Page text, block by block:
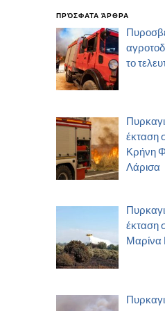
ΠΡΌΣΦΑΤΑ ΆΡΘΡΑ
το
έκταση
Κρήνη
Λάρισα
έκταση
Μαρίνα